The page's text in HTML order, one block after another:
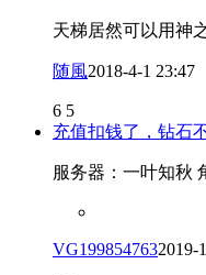
天梯居然可以用神
随風2018-4-1 23:47
6 5
充值扣钱了，钻石
服务器：一叶知秋
VG1998547632019-